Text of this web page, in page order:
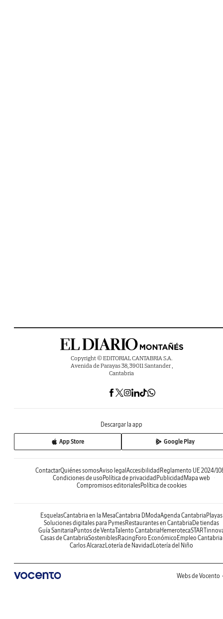
Copyright © EDITORIAL CANTABRIA S.A.
Avenida de Parayas 38, 39011 Santander ,
Cantabria
Descargar la app
App Store Google Play
ContactarQuiénes somosAviso legalAccesibilidadReglamento UE 2024/
Condiciones de usoPolítica de privacidadPublicidadMapa web
Compromisos editorialesPolítica de cookies
EsquelasCantabria en la MesaCantabria DModaAgenda CantabriaPlayas
Soluciones digitales para PymesRestaurantes en CantabriaDe tiendas
Guía SanitariaPuntos de VentaTalento CantabriaHemeroteca
Casas de CantabriaSosteniblesRacingForo EconómicoEmpleo Cantabria
Carlos AlcarazLotería de NavidadLotería del Niño
Webs de Vocento